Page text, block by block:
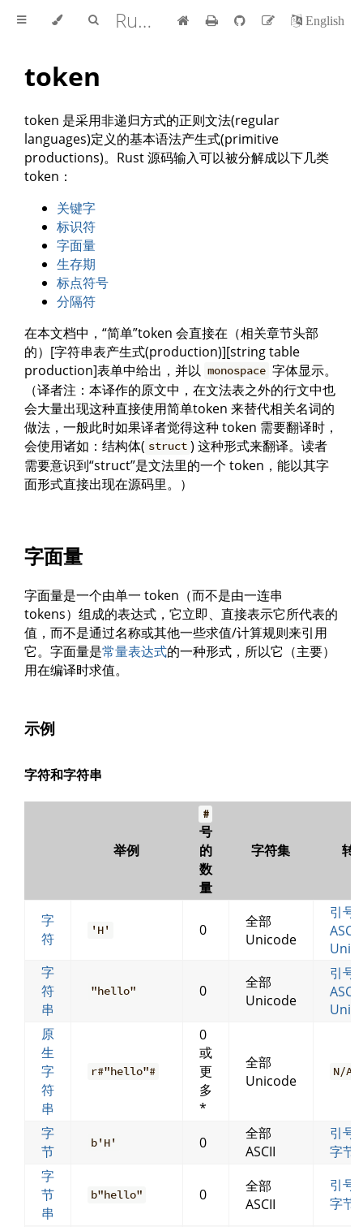
Rust 参考手册 中文版 English
token
token 是采用非递归方式的正则文法(regular
languages)定义的基本语法产生式(primitive
productions)。Rust 源码输入可以被分解成以下几类
token：
关键字
标识符
字面量
生存期
标点符号
分隔符
在本文档中，“简单”token 会直接在（相关章节头部
的）[字符串表产生式(production)][string table
production]表单中给出，并以 monospace 字体显示。
（译者注：本译作的原文中，在文法表之外的行文中也
会大量出现这种直接使用简单token 来替代相关名词的
做法，一般此时如果译者觉得这种 token 需要翻译时，
会使用诸如：结构体( struct ) 这种形式来翻译。读者
需要意识到“struct”是文法里的一个 token，能以其字
面形式直接出现在源码里。）
字面量
字面量是一个由单一 token（而不是由一连串
tokens）组成的表达式，它立即、直接表示它所代表的
值，而不是通过名称或其他一些求值/计算规则来引用
它。字面量是常量表达式的一种形式，所以它（主要）
用在编译时求值。
示例
字符和字符串
举例
#
号
的
数
量
字符集 转
字
符
'H' 0
全部
Unicode
引号
ASCII
字
符
串
"hello" 0
全部
Unicode
引号
ASCII
原
生
字
符
串
r#"hello"#
0
或
更
多
*
全部
Unicode
N/A
字
节
b'H' 0
全部
ASCII
引号
字节
字
节
串
b"hello" 0
全部
ASCII
引号
字节